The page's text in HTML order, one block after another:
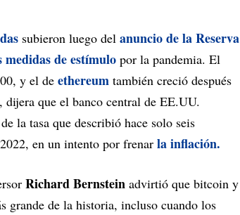
subieron luego del anuncio de la Reserva
de estímulo por la pandemia. El
y el de ethereum también creció después
que el banco central de EE.UU.
la tasa que describió hace solo seis
en un intento por frenar la inflación.
Richard Bernstein advirtió que bitcoin y
grande de la historia, incluso cuando los